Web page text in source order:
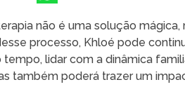
não é uma solução
processo, Khloé pode
lidar com a dinâmica
também poderá trazer um